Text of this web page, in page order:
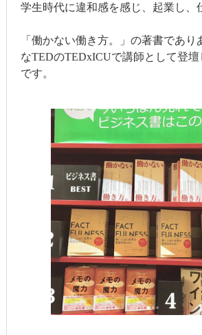
学生時代に違和感を感じ、起業し、
「働かない働き方。」の著書であり
なTEDのTEDxICUで講師として登
です。